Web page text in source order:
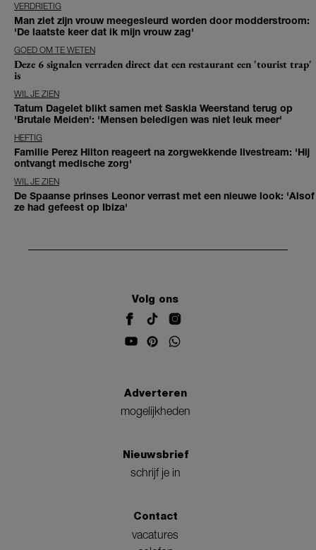
VERDRIETIG
Man ziet zijn vrouw meegesleurd worden door modderstroom:
'De laatste keer dat ik mijn vrouw zag'
GOED OM TE WETEN
Deze 6 signalen verraden direct dat een restaurant een 'tourist trap'
is
WIL JE ZIEN
Tatum Dagelet blikt samen met Saskia Weerstand terug op
'Brutale Meiden': 'Mensen beledigen was niet leuk meer'
HEFTIG
Familie Perez Hilton reageert na zorgwekkende livestream: 'Hij
ontvangt medische zorg'
WIL JE ZIEN
De Spaanse prinses Leonor verrast met een nieuwe look: 'Alsof
ze had gefeest op Ibiza'
Volg ons
Adverteren
mogelijkheden
Nieuwsbrief
schrijf je in
Contact
vacatures